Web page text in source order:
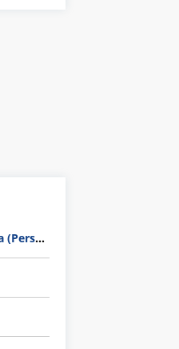
PT Agrinas Palma Nusantara (Persero)